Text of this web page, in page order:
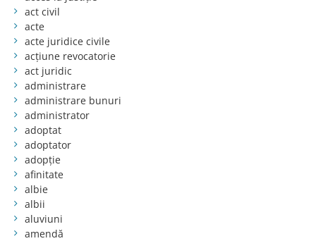
act civil
acte
acte juridice civile
acțiune revocatorie
act juridic
administrare
administrare bunuri
administrator
adoptat
adoptator
adopție
afinitate
albie
albii
aluviuni
amendă